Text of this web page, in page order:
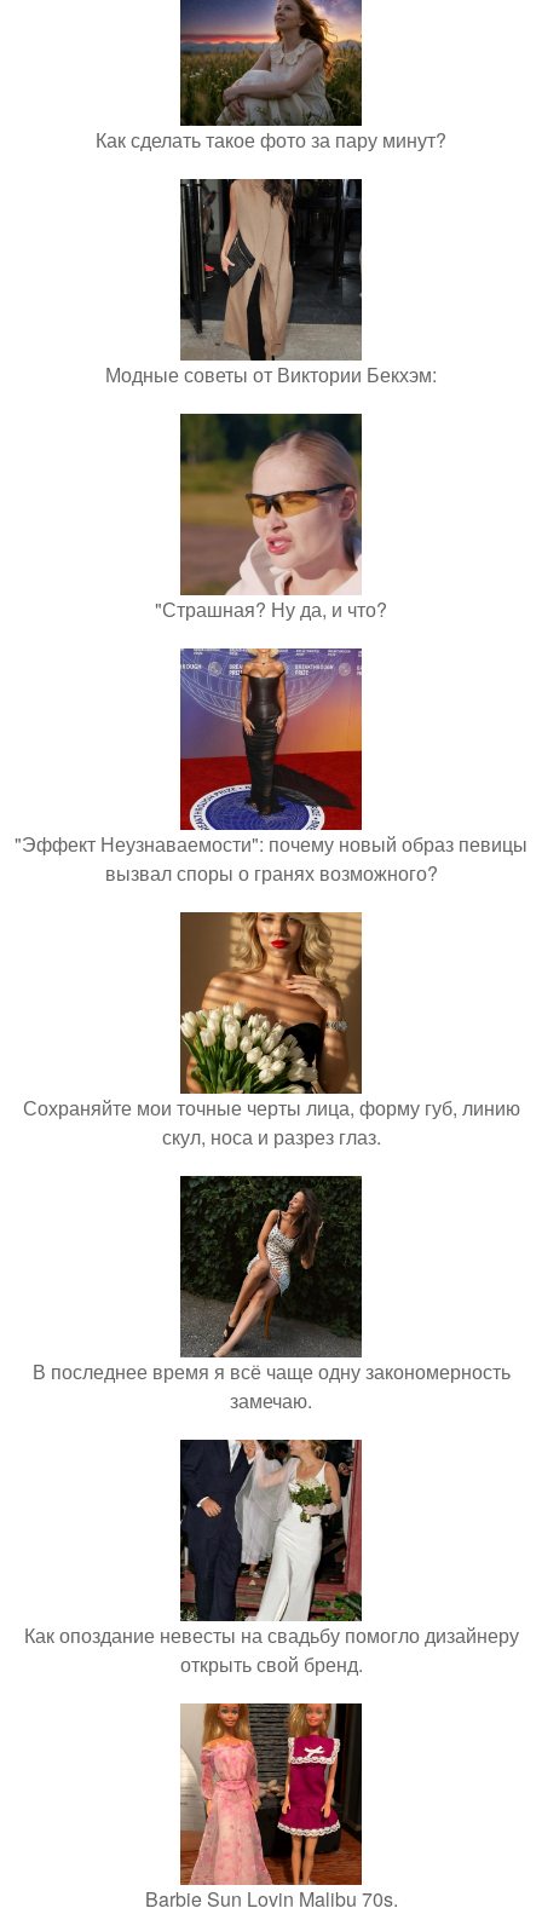
Как сделать такое фото за пару минут?
Модные советы от Виктории Бекхэм:
"Страшная? Ну да, и что?
"Эффект Неузнаваемости": почему новый образ певицы
вызвал споры о гранях возможного?
Сохраняйте мои точные черты лица, форму губ, линию
скул, носа и разрез глаз.
В последнее время я всё чаще одну закономерность
замечаю.
Как опоздание невесты на свадьбу помогло дизайнеру
открыть свой бренд.
Barbie Sun Lovin Malibu 70s.